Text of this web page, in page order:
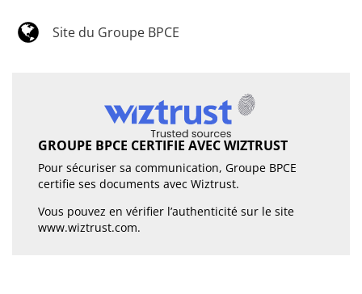
Site du Groupe BPCE
GROUPE BPCE CERTIFIE AVEC WIZTRUST
Pour sécuriser sa communication, Groupe BPCE
certifie ses documents avec Wiztrust.
Vous pouvez en vérifier l’authenticité sur le site
www.wiztrust.com.